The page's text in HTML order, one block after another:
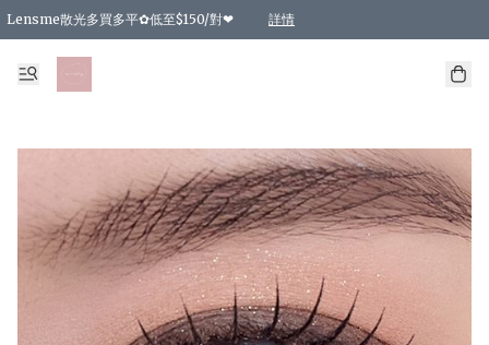
Lensme散光多買多平✿低至$150/對❤ 詳情
台灣Karacon⁩✧日拋 特價清貨❁⃘
日本韓國多款日/月拋現貨☼ 特價❤︎數量有限 售完即止
🇰🇷韓國多款月拋現貨 特價兩對$99✿數量有限 售完即止♫
精選商品，任選買2件或以上9 折；買4件或以上85 折；買6件或以上8 折
精選商品，任選買2件HKD 140.00；買4件HKD 260.00
精選商品，任選買2件HKD 190.00；買4件HKD 360.00
精選商品，任選買2件HKD 110.00；買4件HKD 180.00
精選商品，任選買2件HKD 170.00；買4件HKD 320.00
精選商品，任選買2件或以上減HKD 148.00
精選商品，任選買2件或以上減HKD 148.00
精選商品，任選買2件或以上95 折；買4件或以上9 折；買6件或以上85 折；買8件
精選商品，任選買12件或以上87 折
精選商品，任選買2件或以上減HKD 16.00；買4件或以上減HKD 32.00；買6
精選商品，任選買2件或以上95 折；買4件或以上9 折；買8件或以上85 折；買12
購物滿 HKD 800.00即享免運費優惠！（適用於 特定的送貨方式 )